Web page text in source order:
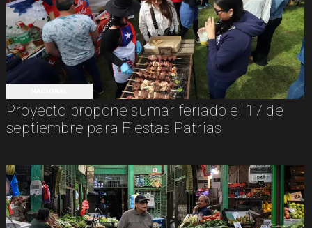
Proyecto propone sumar feriado el 17 de
septiembre para Fiestas Patrias